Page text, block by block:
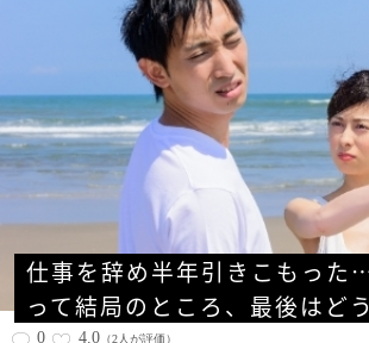
仕事を辞め半年引きこもっ
って結局のところ、最後はど
0 4.0 （2人が評価）